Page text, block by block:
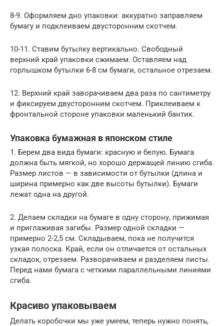
8-9. Оформляем дно упаковки: аккуратно заправляем
бумагу и подклеиваем двусторонним скотчем.
10-11. Ставим бутылку вертикально. Свободный
верхний край упаковки сжимаем. Оставляем над
горлышком бутылки 6-8 см бумаги, остальное отрезаем.
12. Верхний край заворачиваем два раза по сантиметру
и фиксируем двусторонним скотчем. Приклеиваем к
фронтальной стороне упаковки маленький бантик.
Упаковка бумажная в японском стиле
1. Берем два вида бумаги: красную и белую. Бумага
должна быть мягкой, но хорошо держащей линию сгиба.
Размер листов — в зависимости от бутылки (длина и
ширина примерно как две высоты бутылки). Бумаги
лежат одна на другой.
2. Делаем складки на бумаге в одну сторону, прижимая
и приглаживая загибы. Размер одной складки —
примерно 2-2,5 см. Складываем, пока не получится
узкая полоска. Край, если он отличается от остальных
складок, отрезаем. Разворачиваем и разделяем листы.
Перед нами бумага с четкими параллельными линиями
сгиба.
Красиво упаковываем
Делать коробочки мы уже умеем, теперь нужно понять,